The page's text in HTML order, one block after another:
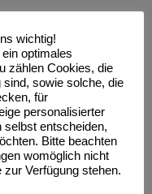
dann die
Rumba und
Auftritts
&
wichtig!
optimales
zählen Cookies, die
sind, sowie solche, die
für
personalisierter
selbst entscheiden,
Bitte beachten
womöglich nicht
zur Verfügung stehen.